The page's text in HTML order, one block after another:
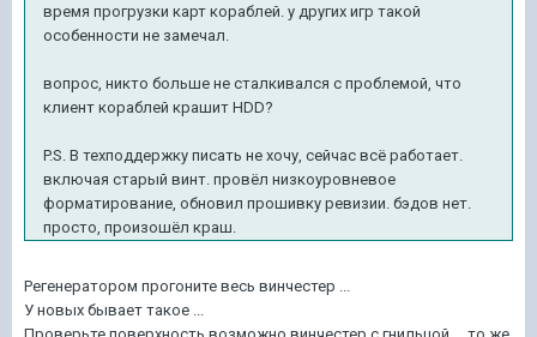
время прогрузки карт кораблей. у других игр такой
особенности не замечал.
вопрос, никто больше не сталкивался с проблемой, что
клиент кораблей крашит HDD?
P.S. В техподдержку писать не хочу, сейчас всё работает.
включая старый винт. провёл низкоуровневое
форматирование, обновил прошивку ревизии. бэдов нет.
просто, произошёл краш.
Регенератором прогоните весь винчестер ...
У новых бывает такое ...